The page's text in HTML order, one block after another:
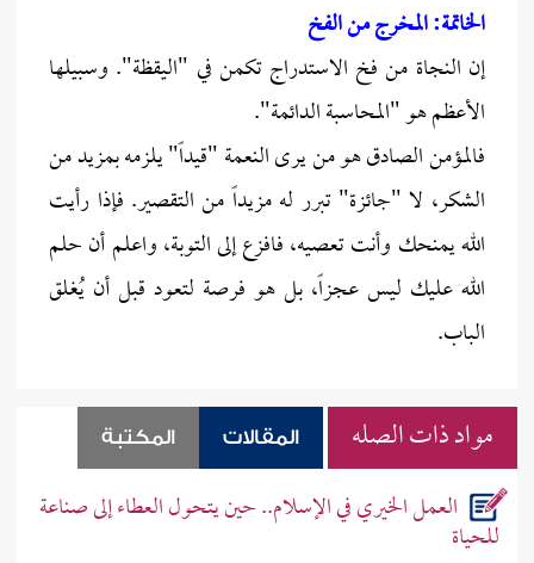
الخاتمة: المخرج من الفخ
إن النجاة من فخ الاستدراج تكمن في "اليقظة". وسبيلها
الأعظم هو "المحاسبة الدائمة".
فالمؤمن الصادق هو من يرى النعمة "قيداً" يلزمه بمزيد من
الشكر، لا "جائزة" تبرر له مزيداً من التقصير. فإذا رأيت
الله يمنحك وأنت تعصيه، فافزع إلى التوبة، واعلم أن حلم
الله عليك ليس عجزاً، بل هو فرصة لتعود قبل أن يُغلق
الباب.
مواد ذات الصله المقالات المكتبة
العمل الخيري في الإسلام.. حين يتحول العطاء إلى صناعة
للحياة